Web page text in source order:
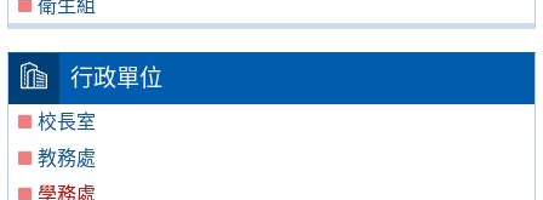
衛生組
行政單位
校長室
教務處
學務處